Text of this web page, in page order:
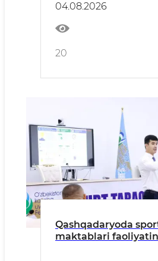
04.08.2026
20
Qashqadaryoda
maktablari